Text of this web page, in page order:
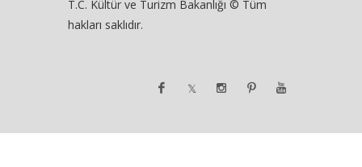
T.C. Kültür ve Turizm Bakanlığı © Tüm
hakları saklıdır.